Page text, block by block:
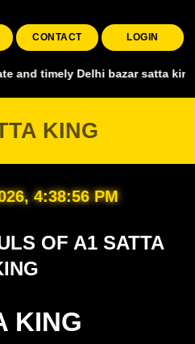
CONTACT LOGIN
Delhi bazar satta king,
KING
4:38:57 PM
OF A1 SATTA
KING